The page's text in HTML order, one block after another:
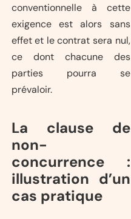
conventionnelle à cette
exigence est alors sans
effet et le contrat sera nul,
ce dont chacune des
parties pourra se
prévaloir.
La clause de
non-
concurrence :
illustration d’un
cas pratique